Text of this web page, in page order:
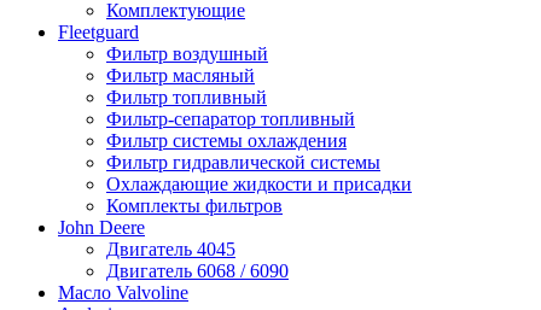
Комплектующие
Fleetguard
Фильтр воздушный
Фильтр масляный
Фильтр топливный
Фильтр-сепаратор топливный
Фильтр системы охлаждения
Фильтр гидравлической системы
Охлаждающие жидкости и присадки
Комплекты фильтров
John Deere
Двигатель 4045
Двигатель 6068 / 6090
Масло Valvoline